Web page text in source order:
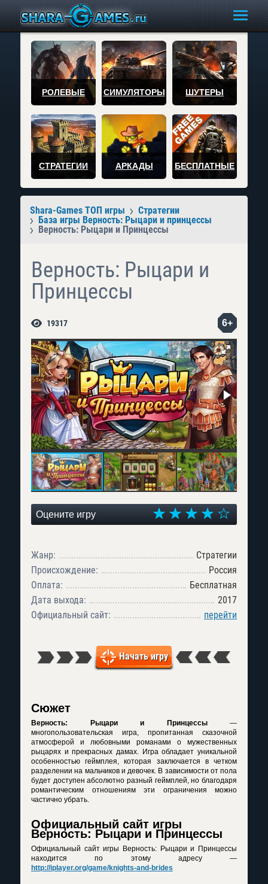
РОЛЕВЫЕ СИМУЛЯТОРЫ ШУТЕРЫ
СТРАТЕГИИ АРКАДЫ БЕСПЛАТНЫЕ
Shara-Games ТОП игры
Стратегии
База игры Верность: Рыцари и принцессы
Верность: Рыцари и Принцессы
Верность: Рыцари и
Принцессы
19317 6+
Оцените игру
Жанр:
Стратегии
Происхождение:
Россия
Оплата:
Бесплатная
Дата выхода:
2017
Официальный сайт:
перейти
Начать игру
Сюжет
Верность: Рыцари и Принцессы—
многопользовательская игра, пропитанная сказочной
атмосферой и любовными романами о мужественных
рыцарях и прекрасных дамах. Игра обладает уникальной
особенностью геймплея, которая заключается в четком
разделении на мальчиков и девочек. В зависимости от пола
будет доступен абсолютно разный геймплей, но благодаря
романтическим отношениям эти ограничения можно
частично убрать.
Официальный сайт игры
Верность: Рыцари и Принцессы
Официальный сайт игры Верность: Рыцари и Принцессы
находится по этому адресу —
http://iplayer.org/game/knights-and-brides